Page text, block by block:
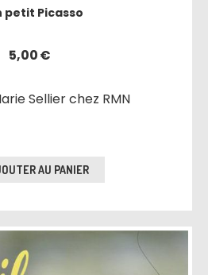
petit Picasso
5,00€
Sellier chez RMN
AU PANIER